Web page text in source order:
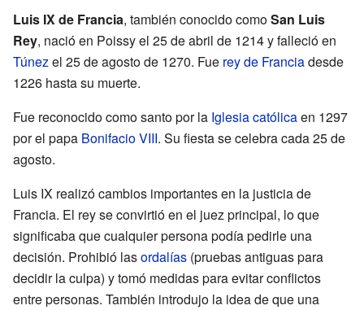
Luis IX de Francia, también conocido comoSan Luis
Rey, nació en Poissy el 25 de abril de 1214 y falleció en
Túnezel 25 de agosto de 1270. Fue rey de Franciadesde
1226 hasta su muerte.
Fue reconocido como santo por la Iglesia católicaen 1297
por el papa Bonifacio VIII. Su fiesta se celebra cada 25 de
agosto.
Luis IX realizó cambios importantes en la justicia de
Francia. El rey se convirtió en el juez principal, lo que
significaba que cualquier persona podía pedirle una
decisión. Prohibió lasordalías (pruebas antiguas para
decidir la culpa) y tomó medidas para evitar conflictos
entre personas. También introdujo la idea de que una